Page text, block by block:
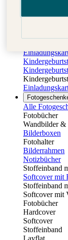
Save the
Alle
Fotobücher
Wandbilder &
Bilderboxen
Fotohalter
Bilderrahmen
Notizbücher
Stoffeinband
Softcover mit
Stoffeinband
Softcover mit
Fotobücher
Hardcover
Softcover
Stoffeinband
Layflat